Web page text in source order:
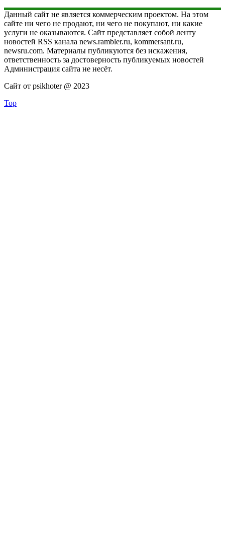
Данный сайт не является коммерческим проектом. На этом
сайте ни чего не продают, ни чего не покупают, ни какие
услуги не оказываются. Сайт представляет собой ленту
новостей RSS канала news.rambler.ru, kommersant.ru,
newsru.com. Материалы публикуются без искажения,
ответственность за достоверность публикуемых новостей
Администрация сайта не несёт.
Сайт от psikhoter @ 2023
Top